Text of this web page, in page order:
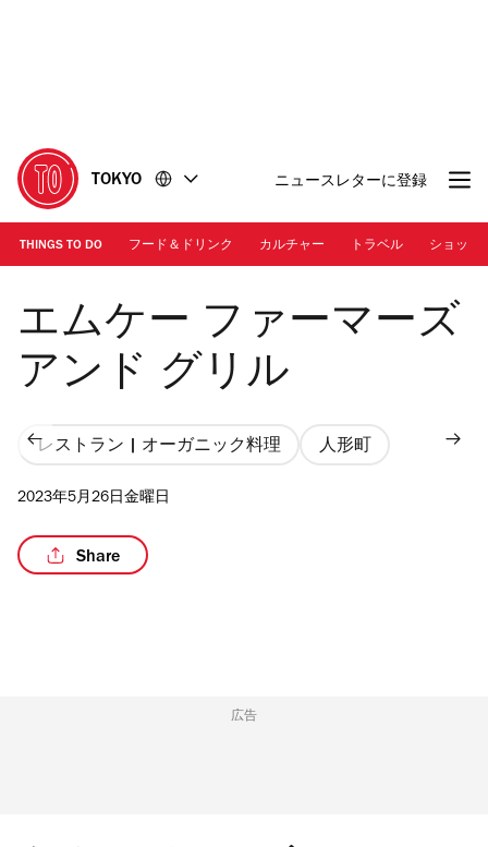
に
移
動
移
動
TOKYO ニュースレターに登録
THINGS TO DO フード＆ドリンク カルチャー トラベル ショッピ
エムケー ファーマーズ
アンド グリル
レストラン | オーガニック料理 人形町
2023年5月26日金曜日
Share
広告